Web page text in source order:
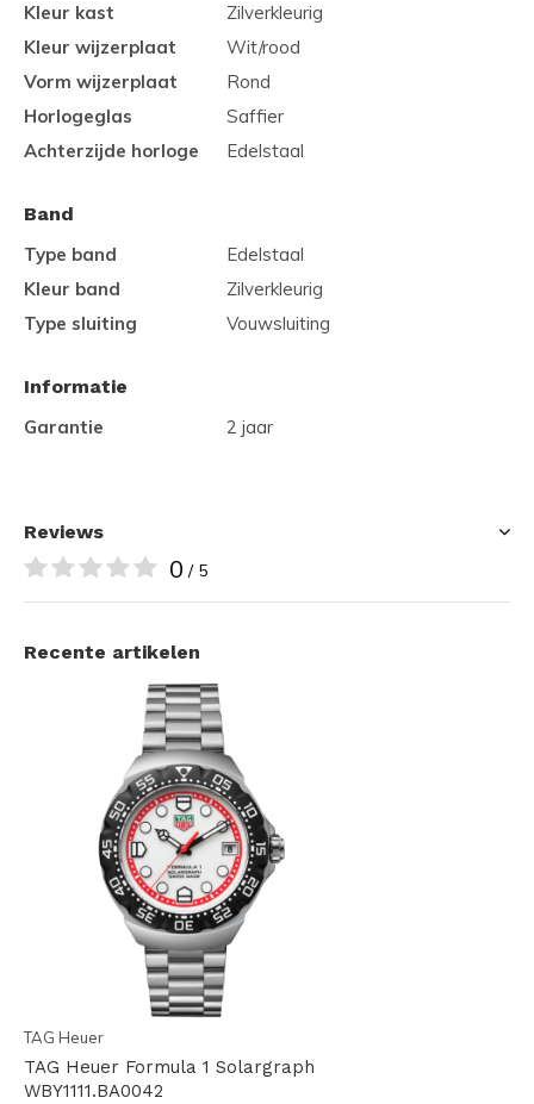
Kleur kast
Zilverkleurig
Kleur wijzerplaat
Wit/rood
Vorm wijzerplaat
Rond
Horlogeglas
Saffier
Achterzijde horloge
Edelstaal
Band
Type band
Edelstaal
Kleur band
Zilverkleurig
Type sluiting
Vouwsluiting
Informatie
Garantie
2 jaar
Reviews
0 / 5
Recente artikelen
TAG Heuer
TAG Heuer Formula 1 Solargraph
WBY1111.BA0042